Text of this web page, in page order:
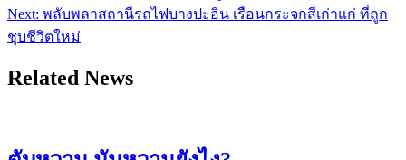
Next: พลับพลาสถานีรถไฟบางปะอิน เรือนกระจกสีเก่าแก่ ที่ถูก
ชุบชีวิตใหม่
Related News